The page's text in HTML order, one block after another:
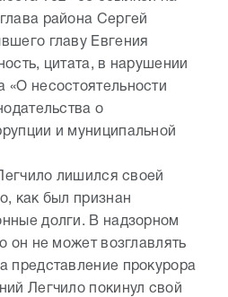
района Сергей
главу Евгения
цитата, в нарушении
«О несостоятельности
о
и муниципальной
лишился своей
как был признан
долги. В надзорном
он не может возглавлять
представление прокурора
Легчило покинул свой